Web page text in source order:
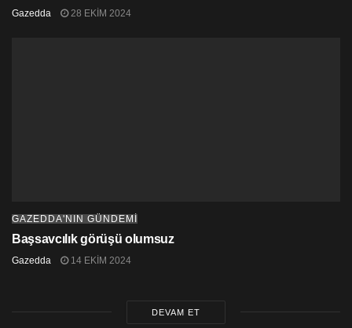
Gazedda 28 EKIM 2024
GAZEDDA'NIN GÜNDEMİ
Başsavcılık görüşü olumsuz
Gazedda 14 EKIM 2024
DEVAM ET